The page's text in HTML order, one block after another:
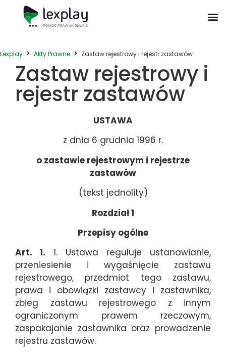
Lexplay Akty Prawne Zastaw rejestrowy i rejestr zastawów
Zastaw rejestrowy i
rejestr zastawów
USTAWA
z dnia 6 grudnia 1996 r.
o zastawie rejestrowym i rejestrze
zastawów
(tekst jednolity)
Rozdział 1
Przepisy ogólne
Art. 1. 1. Ustawa reguluje ustanawianie,
przeniesienie i wygaśnięcie zastawu
rejestrowego, przedmiot tego zastawu,
prawa i obowiązki zastawcy i zastawnika,
zbieg zastawu rejestrowego z innym
ograniczonym prawem rzeczowym,
zaspakajanie zastawnika oraz prowadzenie
rejestru zastawów.